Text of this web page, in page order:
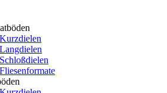
Kurzdielen
Langdielen
Schloßdielen
Fliesenformate